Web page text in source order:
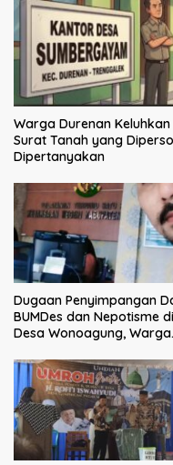
Warga Durenan
Surat Tanah yang
Dipertanyakan
Dugaan Penyimpangan
BUMDes dan Nepotisme di
Desa Wonoagung, Warga
Malang